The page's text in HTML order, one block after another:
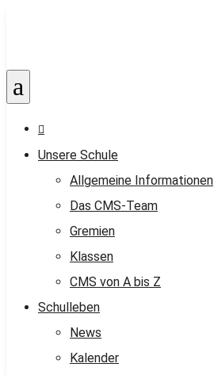
a

Unsere Schule
Allgemeine Informationen
Das CMS-Team
Gremien
Klassen
CMS von A bis Z
Schulleben
News
Kalender